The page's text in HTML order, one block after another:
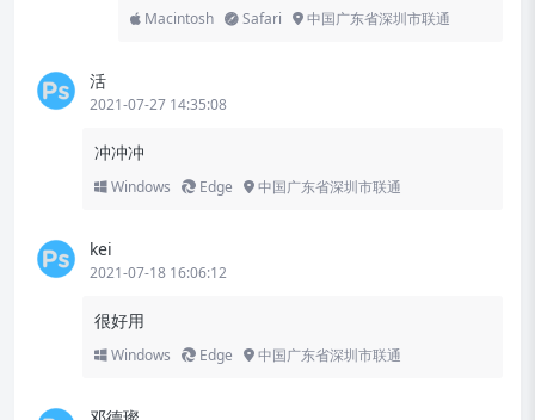
Macintosh Safari 中国广东省深圳市联通
活
2021-07-27 14:35:08
冲冲冲
Windows Edge 中国广东省深圳市联通
kei
2021-07-18 16:06:12
很好用
Windows Edge 中国广东省深圳市联通